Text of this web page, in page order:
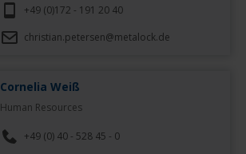
+49 (0)172 - 191 20 40
christian.petersen@metalock.de
Cornelia Weiß
Human Resources
+49 (0) 40 - 528 45 - 0